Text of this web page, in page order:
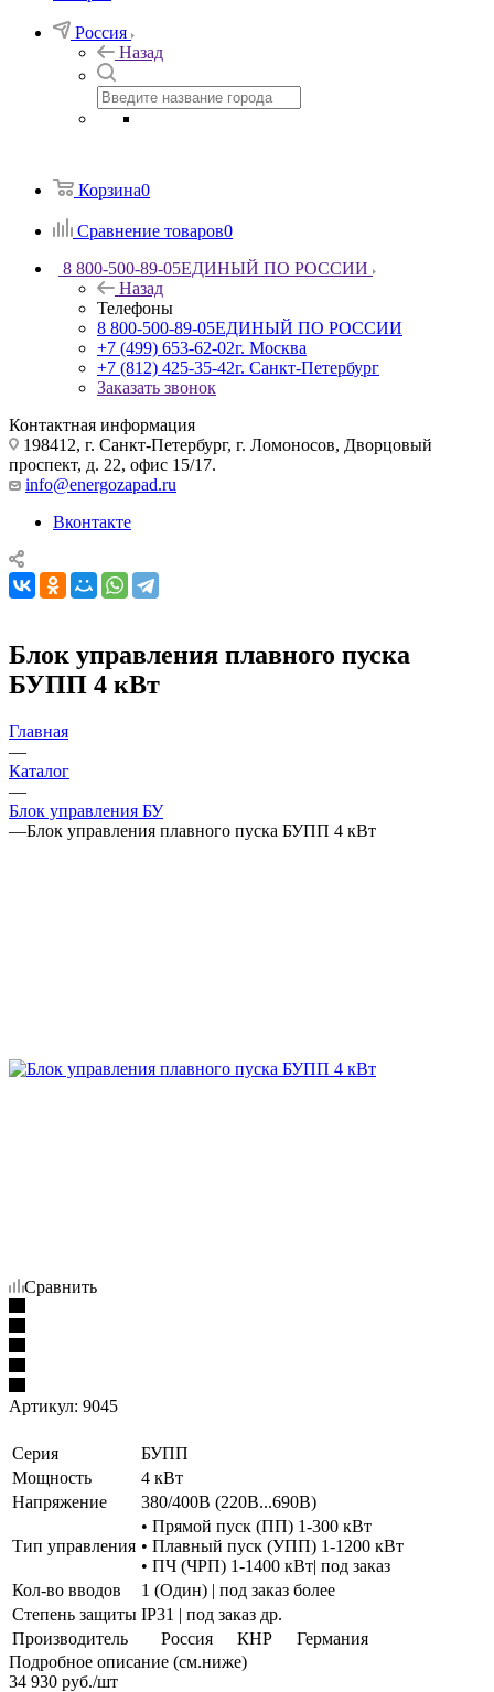
Россия
Назад
Корзина0
Сравнение товаров0
8 800-500-89-05ЕДИНЫЙ ПО РОССИИ
Назад
Телефоны
8 800-500-89-05ЕДИНЫЙ ПО РОССИИ
+7 (499) 653-62-02г. Москва
+7 (812) 425-35-42г. Санкт-Петербург
Заказать звонок
Контактная информация
198412, г. Санкт-Петербург, г. Ломоносов, Дворцовый
проспект, д. 22, офис 15/17.
info@energozapad.ru
Вконтакте
Блок управления плавного пуска
БУПП 4 кВт
Главная
—
Каталог
—
Блок управления БУ
—Блок управления плавного пуска БУПП 4 кВт
Сравнить
Артикул: 9045
Серия
БУПП
Мощность
4 кВт
Напряжение
380/400В (220В...690В)
Тип управления
• Прямой пуск (ПП) 1-300 кВт
• Плавный пуск (УПП) 1-1200 кВт
• ПЧ (ЧРП) 1-1400 кВт| под заказ
Кол-во вводов
1 (Один) | под заказ более
Степень защиты IP31 | под заказ др.
Производитель
Россия КНР
Германия
Подробное описание (см.ниже)
34 930 руб./шт